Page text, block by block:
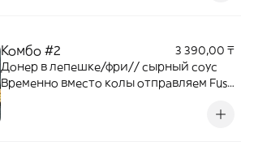
Комбо #2
3 390,00 ₸
Донер в лепешке/фри// сырный соус
Временно вместо колы отправляем Fuse